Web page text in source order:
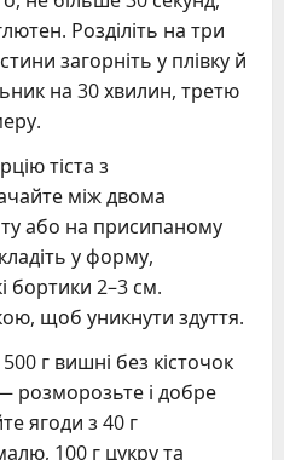
Розділіть на три
загорніть у плівку й
на 30 хвилин, третю
тіста з
між двома
або на присипаному
у форму,
бортики 2–3 см.
щоб уникнути здуття.
г вишні без кісточок
і добре
ягоди з 40 г
100 г цукру та